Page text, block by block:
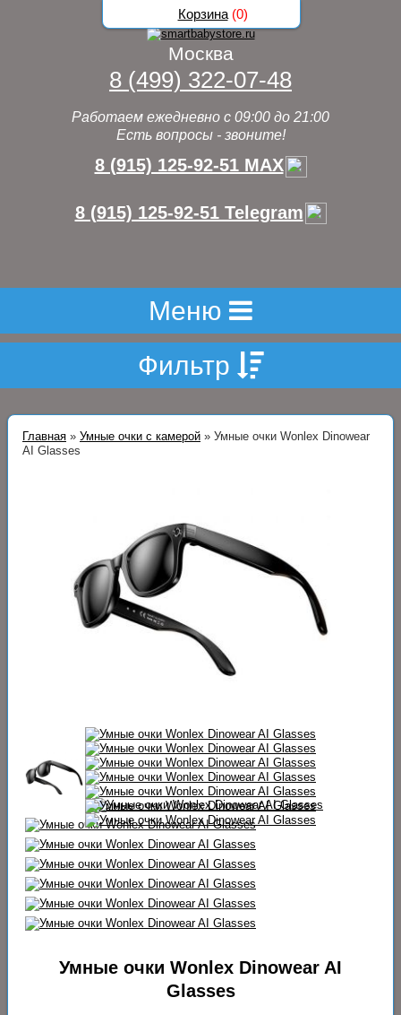
Москва
8 (499) 322-07-48
Работаем ежедневно с 09:00 до 21:00
Есть вопросы - звоните!
8 (915) 125-92-51 MAX
8 (915) 125-92-51 Telegram
Меню
Фильтр
Главная » Умные очки с камерой » Умные очки Wonlex Dinowear
AI Glasses
Умные очки Wonlex Dinowear AI
Glasses
Корзина(0)